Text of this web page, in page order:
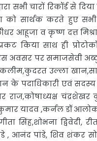
सभी चारों रिकॉर्ड से
को सार्थक करते हुए सभी
आहूजा व कृष्ण दत्त
किया साथ ही
अवसर पर समाजसेवी
कलीम,कुदरत उल्ला
के पदाधिकारी एवं
राज,कोषाध्यक्ष चंद्रशेखर
कुमार यादव ,कर्नल डॉ
सिंह,शोभना द्विवेदी,
, आनंद पांडे, शिव शंकर